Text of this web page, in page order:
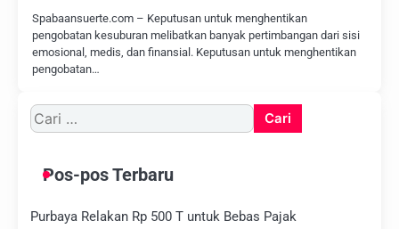
Spabaansuerte.com – Keputusan untuk menghentikan
pengobatan kesuburan melibatkan banyak pertimbangan dari sisi
emosional, medis, dan finansial. Keputusan untuk menghentikan
pengobatan…
Cari
untuk:
Pos-pos Terbaru
Purbaya Relakan Rp 500 T untuk Bebas Pajak